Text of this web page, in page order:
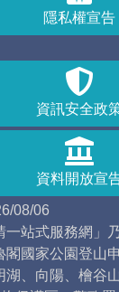
隱私權宣告
資訊安全政
資料開放宣
08/06
一站式服務網」
閣國家公園登山
湖、向陽、檜谷